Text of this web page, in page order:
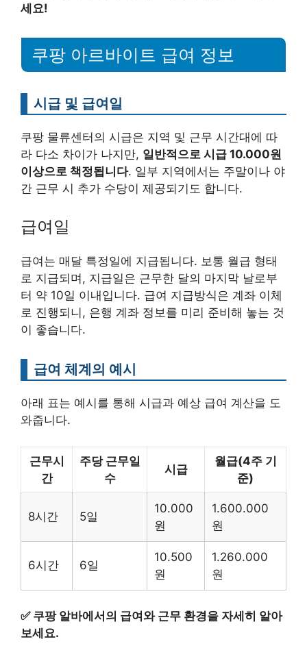
세요!
쿠팡 아르바이트 급여 정보
시급 및 급여일
쿠팡 물류센터의 시급은 지역 및 근무 시간대에 따
라 다소 차이가 나지만, 일반적으로 시급 10.000원
이상으로 책정됩니다. 일부 지역에서는 주말이나 야
간 근무 시 추가 수당이 제공되기도 합니다.
급여일
급여는 매달 특정일에 지급됩니다. 보통 월급 형태
로 지급되며, 지급일은 근무한 달의 마지막 날로부
터 약 10일 이내입니다. 급여 지급방식은 계좌 이체
로 진행되니, 은행 계좌 정보를 미리 준비해 놓는 것
이 좋습니다.
급여 체계의 예시
아래 표는 예시를 통해 시급과 예상 급여 계산을 도
와줍니다.
근무시
간
주당 근무일
수
시급
월급(4주 기
준)
8시간 5일
10.000
원
1.600.000
원
6시간 6일
10.500
원
1.260.000
원
✅ 쿠팡 알바에서의 급여와 근무 환경을 자세히 알아
보세요.